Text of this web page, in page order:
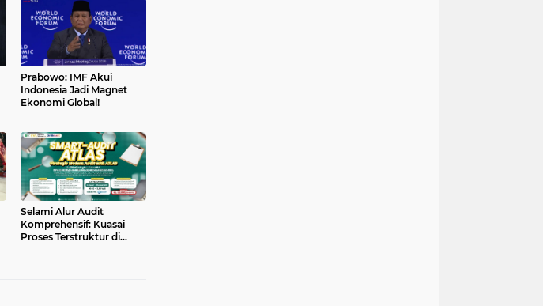
Prabowo: IMF Akui
Indonesia Jadi Magnet
Ekonomi Global!
Selami Alur Audit
Komprehensif: Kuasai
Proses Terstruktur di